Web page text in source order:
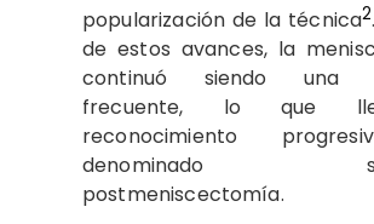
popularización de la técnica2
de estos avances, la
continuó siendo una
frecuente, lo que
reconocimiento
denominado
postmeniscectomía.